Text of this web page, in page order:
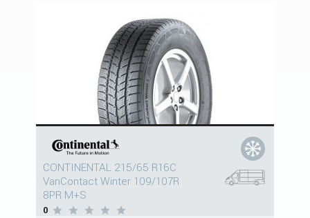
CONTINENTAL 215/65 R16C
VanContact Winter 109/107R
8PR M+S
0